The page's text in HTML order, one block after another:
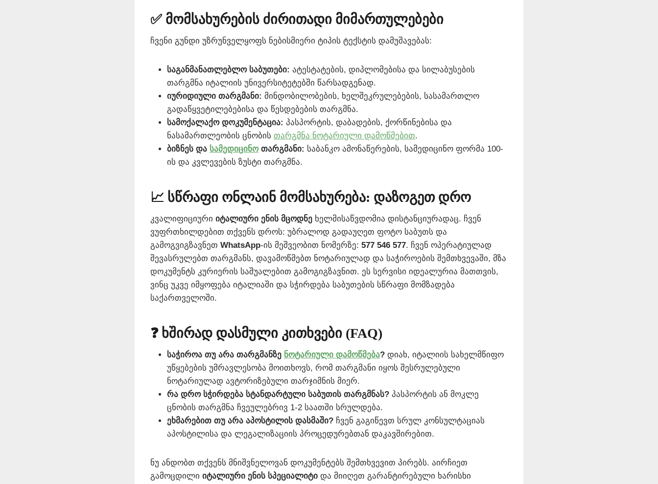
✅ მომსახურების ძირითადი მიმართულებები
ჩვენი გუნდი უზრუნველყოფს ნებისმიერი ტიპის ტექსტის დამუშავებას:
საგანმანათლებლო საბუთები: ატესტატების, დიპლომებისა და სილაბუსების
თარგმნა იტალიის უნივერსიტეტებში წარსადგენად.
იურიდიული თარგმანი: მინდობილობების, ხელშეკრულებების, სასამართლო
გადაწყვეტილებებისა და წესდებების თარგმნა.
სამოქალაქო დოკუმენტაცია: პასპორტის, დაბადების, ქორწინებისა და
ნასამართლეობის ცნობის თარგმნა ნოტარიული დამოწმებით.
ბიზნეს და სამედიცინოთარგმანი: საბანკო ამონაწერების, სამედიცინო ფორმა 100-
ის და კვლევების ზუსტი თარგმნა.
📈 სწრაფი ონლაინ მომსახურება: დაზოგეთ დრო
კვალიფიციური იტალიური ენის მცოდნე ხელმისაწვდომია დისტანციურადაც. ჩვენ
ვუფრთხილდებით თქვენს დროს: უბრალოდ გადაუღეთ ფოტო საბუთს და
გამოგვიგზავნეთ WhatsApp-ის მეშვეობით ნომერზე: 577 546 577. ჩვენ ოპერატიულად
შევასრულებთ თარგმანს, დავამოწმებთ ნოტარიულად და საჭიროების შემთხვევაში, მზა
დოკუმენტს კურიერის საშუალებით გამოგიგზავნით. ეს სერვისი იდეალურია მათთვის,
ვინც უკვე იმყოფება იტალიაში და სჭირდება საბუთების სწრაფი მომზადება
საქართველოში.
❓ ხშირად დასმული კითხვები (FAQ)
საჭიროა თუ არა თარგმანზე ნოტარიული დამოწმება? დიახ, იტალიის სახელმწიფო
უწყებების უმრავლესობა მოითხოვს, რომ თარგმანი იყოს შესრულებული
ნოტარიულად ავტორიზებული თარჯიმნის მიერ.
რა დრო სჭირდება სტანდარტული საბუთის თარგმნას? პასპორტის ან მოკლე
ცნობის თარგმნა ჩვეულებრივ 1-2 საათში სრულდება.
ეხმარებით თუ არა აპოსტილის დასმაში? ჩვენ გაგიწევთ სრულ კონსულტაციას
აპოსტილისა და ლეგალიზაციის პროცედურებთან დაკავშირებით.
ნუ ანდობთ თქვენს მნიშვნელოვან დოკუმენტებს შემთხვევით პირებს. აირჩიეთ
გამოცდილი იტალიური ენის სპეციალიტი და მიიღეთ გარანტირებული ხარისხი